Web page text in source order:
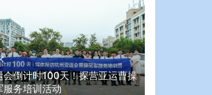
会倒计时100天！探营亚运曹操
服务培训活动